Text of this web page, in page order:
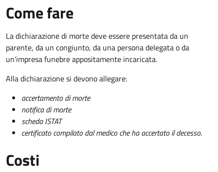
Come fare
La dichiarazione di morte deve essere presentata da un
parente, da un congiunto, da una persona delegata o da
un'impresa funebre appositamente incaricata.
Alla dichiarazione si devono allegare:
accertamento di morte
notifica di morte
scheda ISTAT
certificato compilato dal medico che ha accertato il decesso.
Costi